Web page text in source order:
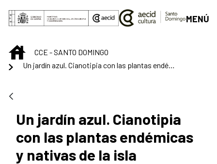
Saltar al contenido principal
MENÚ
INICIOCCE - SANTO DOMINGO
Un jardín azul. Cianotipia con las plantas endémicas y nativas de la isla
Un jardín azul. Cianotipia
con las plantas endémicas
y nativas de la isla